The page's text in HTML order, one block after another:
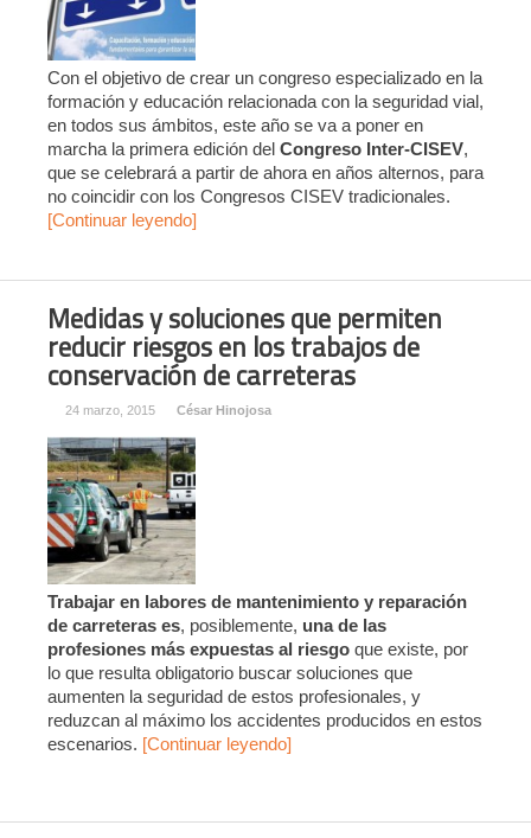
Con el objetivo de crear un congreso especializado en la
formación y educación relacionada con la seguridad vial,
en todos sus ámbitos, este año se va a poner en
marcha la primera edición del Congreso Inter-CISEV,
que se celebrará a partir de ahora en años alternos, para
no coincidir con los Congresos CISEV tradicionales.
[Continuar leyendo]
Medidas y soluciones que permiten
reducir riesgos en los trabajos de
conservación de carreteras
24 marzo, 2015 César Hinojosa
Trabajar en labores de mantenimiento y reparación
de carreteras es, posiblemente, una de las
profesiones más expuestas al riesgo que existe, por
lo que resulta obligatorio buscar soluciones que
aumenten la seguridad de estos profesionales, y
reduzcan al máximo los accidentes producidos en estos
escenarios. [Continuar leyendo]